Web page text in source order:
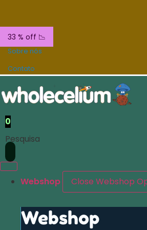
33 % off 📉
Sobre nós
Contato
0
Pesquisa
Webshop Close Webshop
Webshop